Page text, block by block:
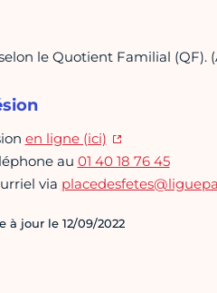
le Quotient Familial (QF).
en ligne (ici)
au 01 40 18 76 45
via
à jour le 12/09/2022